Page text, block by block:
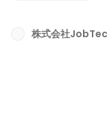
ながらJavaScriptの勉
け、講義で出た課題や
株式会社